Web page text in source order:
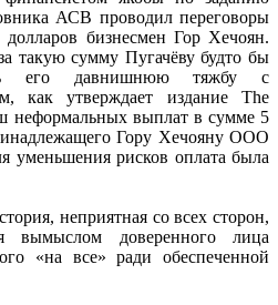
АСВ проводил переговоры
бизнесмен Гор Хечоян.
такую сумму Пугачёву будто бы
его давнишнюю тяжбу с
как утверждает издание The
неформальных выплат в сумме 5
Гору Хечояну ООО
уменьшения рисков оплата была
неприятная со всех сторон,
вымыслом доверенного лица
«на все» ради обеспеченной